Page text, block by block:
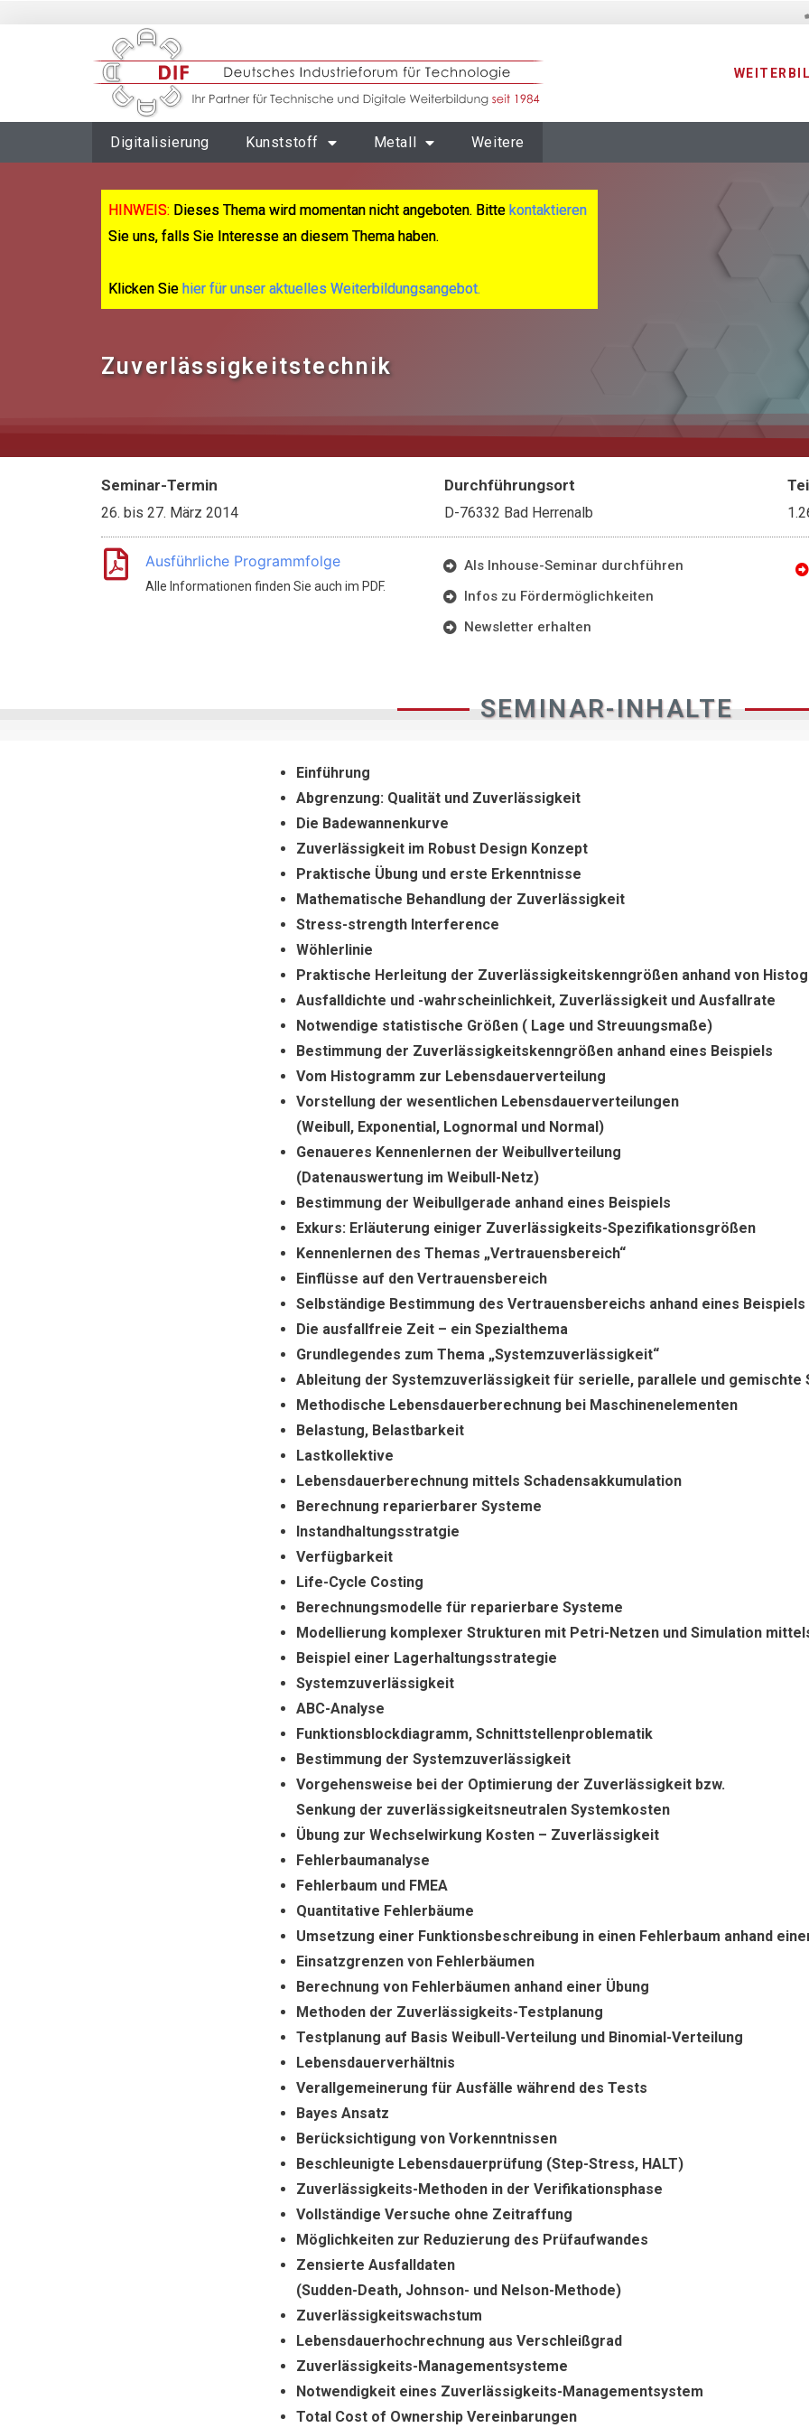
Digitalisierung Kunststoff Metall Weitere
HINWEIS: Dieses Thema wird momentan nicht angeboten. Bitte kontaktieren
Sie uns, falls Sie Interesse an diesem Thema haben.
Klicken Sie hier für unser aktuelles Weiterbildungsangebot.
Zuverlässigkeitstechnik
Seminar-Termin
26. bis 27. März 2014
Durchführungsort
D-76332 Bad Herrenalb
Ausführliche Programmfolge
Alle Informationen finden Sie auch im PDF.
Als Inhouse-Seminar durchführen
Infos zu Fördermöglichkeiten
Newsletter erhalten
SEMINAR-INHALTE
Einführung
Abgrenzung: Qualität und Zuverlässigkeit
Die Badewannenkurve
Zuverlässigkeit im Robust Design Konzept
Praktische Übung und erste Erkenntnisse
Mathematische Behandlung der Zuverlässigkeit
Stress-strength Interference
Wöhlerlinie
Praktische Herleitung der Zuverlässigkeitskenngrößen anhand von
Ausfalldichte und -wahrscheinlichkeit, Zuverlässigkeit und Ausfallrate
Notwendige statistische Größen ( Lage und Streuungsmaße)
Bestimmung der Zuverlässigkeitskenngrößen anhand eines Beispiels
Vom Histogramm zur Lebensdauerverteilung
Vorstellung der wesentlichen Lebensdauerverteilungen
(Weibull, Exponential, Lognormal und Normal)
Genaueres Kennenlernen der Weibullverteilung
(Datenauswertung im Weibull-Netz)
Bestimmung der Weibullgerade anhand eines Beispiels
Exkurs: Erläuterung einiger Zuverlässigkeits-Spezifikationsgrößen
Kennenlernen des Themas „Vertrauensbereich“
Einflüsse auf den Vertrauensbereich
Selbständige Bestimmung des Vertrauensbereichs anhand eines Beispiels
Die ausfallfreie Zeit – ein Spezialthema
Grundlegendes zum Thema „Systemzuverlässigkeit“
Ableitung der Systemzuverlässigkeit für serielle, parallele und gemischte
Methodische Lebensdauerberechnung bei Maschinenelementen
Belastung, Belastbarkeit
Lastkollektive
Lebensdauerberechnung mittels Schadensakkumulation
Berechnung reparierbarer Systeme
Instandhaltungsstratgie
Verfügbarkeit
Life-Cycle Costing
Berechnungsmodelle für reparierbare Systeme
Modellierung komplexer Strukturen mit Petri-Netzen und Simulation
Beispiel einer Lagerhaltungsstrategie
Systemzuverlässigkeit
ABC-Analyse
Funktionsblockdiagramm, Schnittstellenproblematik
Bestimmung der Systemzuverlässigkeit
Vorgehensweise bei der Optimierung der Zuverlässigkeit bzw.
Senkung der zuverlässigkeitsneutralen Systemkosten
Übung zur Wechselwirkung Kosten – Zuverlässigkeit
Fehlerbaumanalyse
Fehlerbaum und FMEA
Quantitative Fehlerbäume
Umsetzung einer Funktionsbeschreibung in einen Fehlerbaum anhand
Einsatzgrenzen von Fehlerbäumen
Berechnung von Fehlerbäumen anhand einer Übung
Methoden der Zuverlässigkeits-Testplanung
Testplanung auf Basis Weibull-Verteilung und Binomial-Verteilung
Lebensdauerverhältnis
Verallgemeinerung für Ausfälle während des Tests
Bayes Ansatz
Berücksichtigung von Vorkenntnissen
Beschleunigte Lebensdauerprüfung (Step-Stress, HALT)
Zuverlässigkeits-Methoden in der Verifikationsphase
Vollständige Versuche ohne Zeitraffung
Möglichkeiten zur Reduzierung des Prüfaufwandes
Zensierte Ausfalldaten
(Sudden-Death, Johnson- und Nelson-Methode)
Zuverlässigkeitswachstum
Lebensdauerhochrechnung aus Verschleißgrad
Zuverlässigkeits-Managementsysteme
Notwendigkeit eines Zuverlässigkeits-Managementsystem
Total Cost of Ownership Vereinbarungen